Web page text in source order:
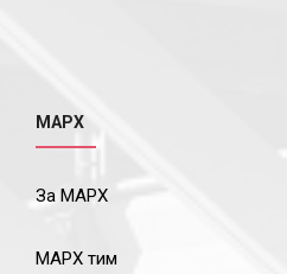
МАРХ
За МАРХ
МАРХ тим